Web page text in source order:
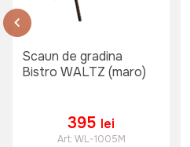
Scaun de gradina
Bistro WALTZ (maro)
395 lei
Art:WL-1005M